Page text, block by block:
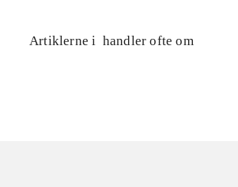
Artiklerne i handler ofte om